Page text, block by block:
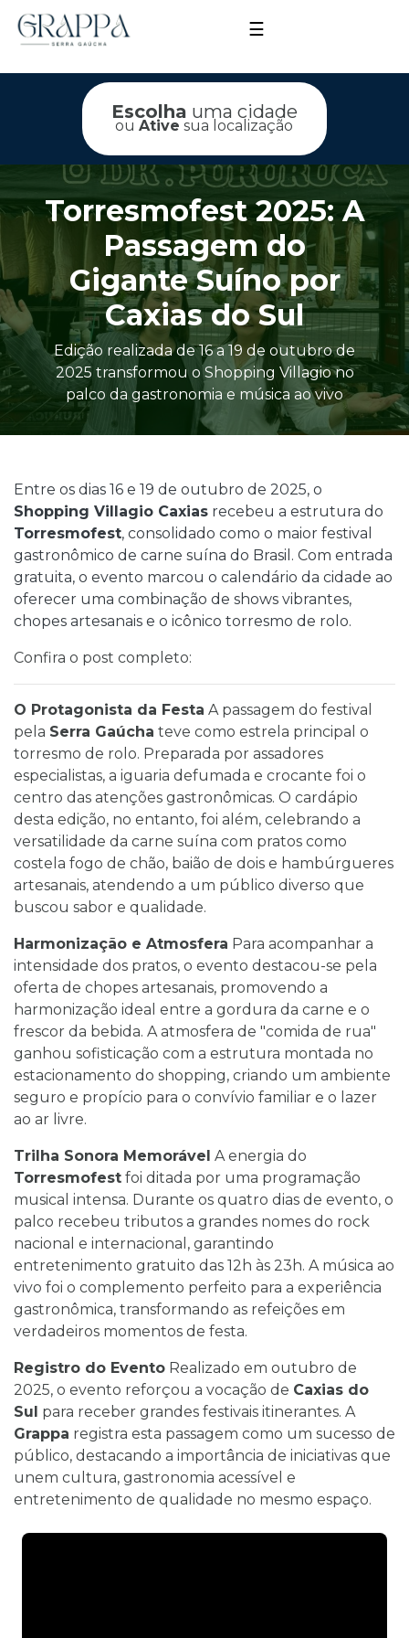
☰
Escolha uma cidade
ouAtive sua localização
Torresmofest 2025: A
Passagem do
Gigante Suíno por
Caxias do Sul
Edição realizada de 16 a 19 de outubro de
2025 transformou o Shopping Villagio no
palco da gastronomia e música ao vivo
Entre os dias 16 e 19 de outubro de 2025, o
Shopping Villagio Caxias recebeu a estrutura do
Torresmofest, consolidado como o maior festival
gastronômico de carne suína do Brasil. Com entrada
gratuita, o evento marcou o calendário da cidade ao
oferecer uma combinação de shows vibrantes,
chopes artesanais e o icônico torresmo de rolo.
Confira o post completo:
O Protagonista da Festa A passagem do festival
pela Serra Gaúcha teve como estrela principal o
torresmo de rolo. Preparada por assadores
especialistas, a iguaria defumada e crocante foi o
centro das atenções gastronômicas. O cardápio
desta edição, no entanto, foi além, celebrando a
versatilidade da carne suína com pratos como
costela fogo de chão, baião de dois e hambúrgueres
artesanais, atendendo a um público diverso que
buscou sabor e qualidade.
Harmonização e Atmosfera Para acompanhar a
intensidade dos pratos, o evento destacou-se pela
oferta de chopes artesanais, promovendo a
harmonização ideal entre a gordura da carne e o
frescor da bebida. A atmosfera de "comida de rua"
ganhou sofisticação com a estrutura montada no
estacionamento do shopping, criando um ambiente
seguro e propício para o convívio familiar e o lazer
ao ar livre.
Trilha Sonora Memorável A energia do
Torresmofest foi ditada por uma programação
musical intensa. Durante os quatro dias de evento, o
palco recebeu tributos a grandes nomes do rock
nacional e internacional, garantindo
entretenimento gratuito das 12h às 23h. A música ao
vivo foi o complemento perfeito para a experiência
gastronômica, transformando as refeições em
verdadeiros momentos de festa.
Registro do Evento Realizado em outubro de
2025, o evento reforçou a vocação de Caxias do
Sul para receber grandes festivais itinerantes. A
Grappa registra esta passagem como um sucesso de
público, destacando a importância de iniciativas que
unem cultura, gastronomia acessível e
entretenimento de qualidade no mesmo espaço.